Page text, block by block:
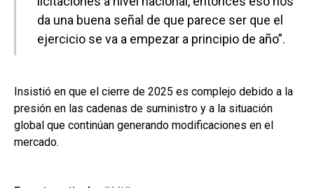
da una buena señal de que parece ser que el
ejercicio se va a empezar a principio de año”.
Insistió en que el cierre de 2025 es complejo debido a la
presión en las cadenas de suministro y a la situación
global que continúan generando modificaciones en el
mercado.